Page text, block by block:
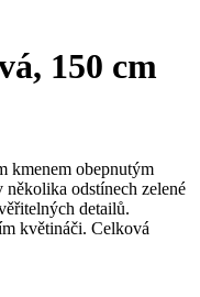
150 cm
kmenem obepnutým
odstínech zelené
detailů.
květináči. Celková